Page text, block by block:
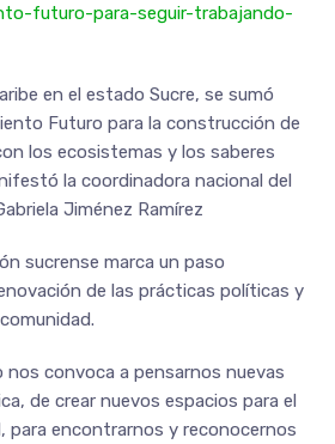
futuro-para-seguir-trabajando-
en el estado Sucre, se sumó
Futuro para la construcción de
los ecosistemas y los saberes
la coordinadora nacional del
Jiménez Ramírez
sucrense marca un paso
de las prácticas políticas y
nos convoca a pensarnos nuevas
de crear nuevos espacios para el
para encontrarnos y reconocernos